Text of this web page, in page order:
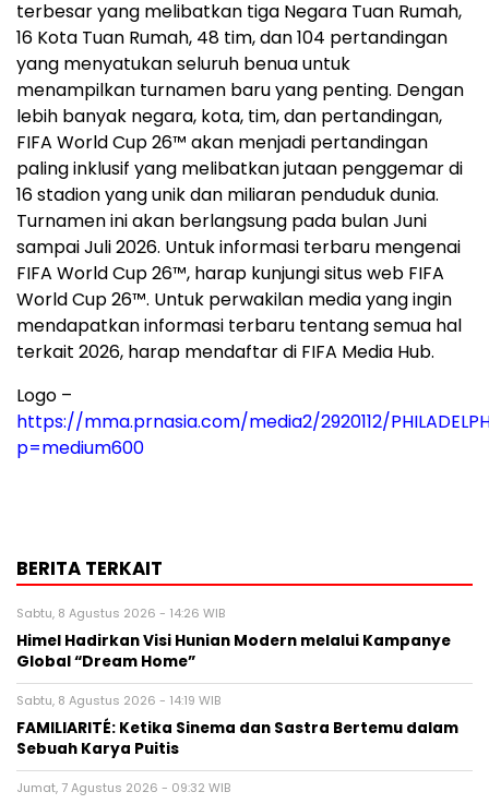
terbesar yang melibatkan tiga Negara Tuan Rumah,
16 Kota Tuan Rumah, 48 tim, dan 104 pertandingan
yang menyatukan seluruh benua untuk
menampilkan turnamen baru yang penting. Dengan
lebih banyak negara, kota, tim, dan pertandingan,
FIFA World Cup 26™ akan menjadi pertandingan
paling inklusif yang melibatkan jutaan penggemar di
16 stadion yang unik dan miliaran penduduk dunia.
Turnamen ini akan berlangsung pada bulan Juni
sampai Juli 2026. Untuk informasi terbaru mengenai
FIFA World Cup 26™, harap kunjungi situs web FIFA
World Cup 26™. Untuk perwakilan media yang ingin
mendapatkan informasi terbaru tentang semua hal
terkait 2026, harap mendaftar di FIFA Media Hub.
Logo –
https://mma.prnasia.com/media2/2920112/
p=medium600
BERITA TERKAIT
Sabtu, 8 Agustus 2026 - 14:26 WIB
Himel Hadirkan Visi Hunian Modern melalui Kampanye
Global “Dream Home”
Sabtu, 8 Agustus 2026 - 14:19 WIB
FAMILIARITÉ: Ketika Sinema dan Sastra Bertemu dalam
Sebuah Karya Puitis
Jumat, 7 Agustus 2026 - 09:32 WIB